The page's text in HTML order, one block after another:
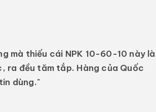
mà thiếu cái NPK 10-60-10 này là
ra đều tăm tắp. Hàng của Quốc
dùng."